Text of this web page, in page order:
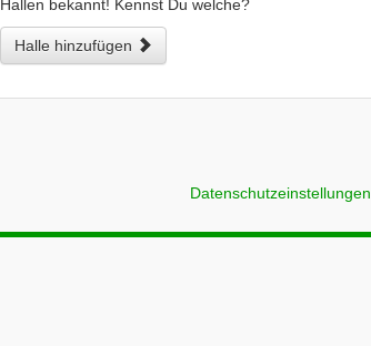
Hallen bekannt! Kennst Du welche?
Halle hinzufügen
Datenschutzeinstellungen